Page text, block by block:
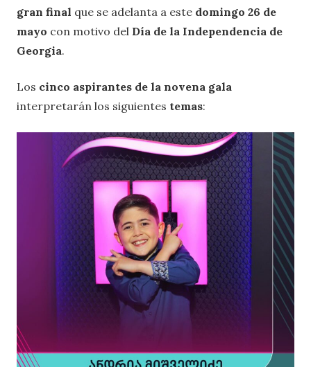
gran final que se adelanta a este domingo 26 de
mayo con motivo del Día de la Independencia de
Georgia.
Los cinco aspirantes de la novena gala
interpretarán los siguientes temas: